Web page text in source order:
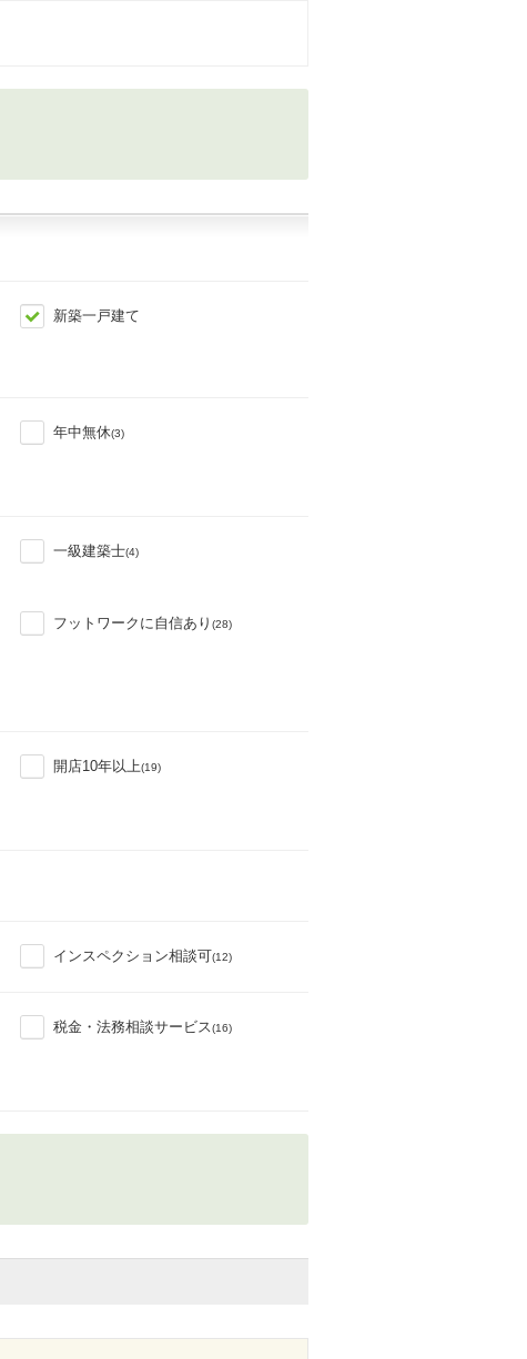
新築一戸建て
年中無休(3)
一級建築士(4)
フットワークに自信あり (28)
開店10年以上(19)
インスペクション相談可(12)
税金・法務相談サービス(16)